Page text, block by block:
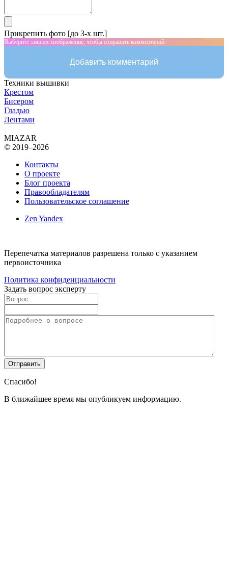
Прикрепить фото [до 3-х шт.]
Выберите лишнее изображение, чтобы отправить комментарий
Добавить комментарий
Техники вышивки
Крестом
Бисером
Гладью
Лентами
MIAZAR
© 2019–2026
Контакты
О проекте
Блог проекта
Правообладателям
Пользовательское соглашение
Zen Yandex
Перепечатка материалов разрешена только с указанием
первоисточника
Политика конфиденциальности
Задать вопрос эксперту
Спасибо!
В ближайшее время мы опубликуем информацию.